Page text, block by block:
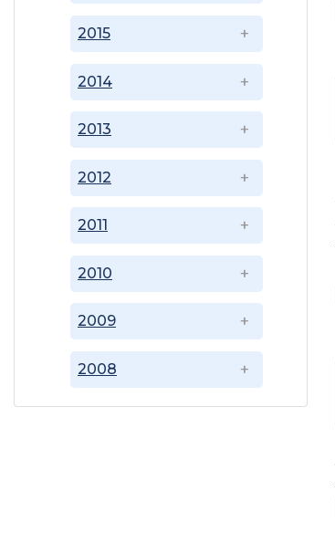
2008
2009
2010
2011
2012
2013
2014
2015